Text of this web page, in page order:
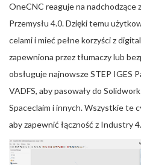
OneCNC reaguje na nadchodzące
Przemysłu 4.0. Dzięki temu
celami i mieć pełne korzyści z
zapewniona przez tłumaczy lub
obsługuje najnowsze STEP IGES
VADFS, aby pasowały do
Spaceclaim i innych. Wszystkie te
aby zapewnić łączność z Industry